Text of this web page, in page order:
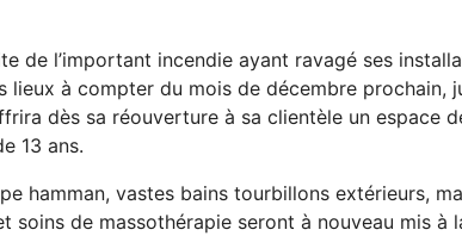
de l’important incendie ayant ravagé ses
lieux à compter du mois de décembre
dès sa réouverture à sa clientèle un espace
13 ans.
hamman, vastes bains tourbillons extérieurs,
de massothérapie seront à nouveau mis